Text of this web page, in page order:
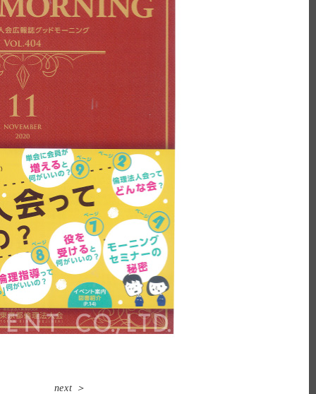
next ＞